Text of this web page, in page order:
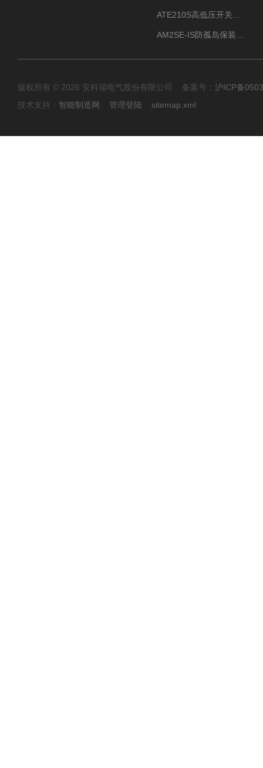
版权所有 © 2026 安科瑞电气股份有限公司 备案号： 沪ICP备
技术支持： 智能制造网 管理登陆 sitemap.xml